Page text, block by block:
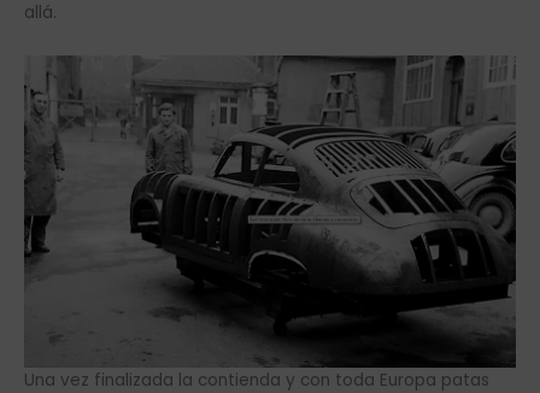
allá.
Una vez finalizada la contienda y con toda Europa patas